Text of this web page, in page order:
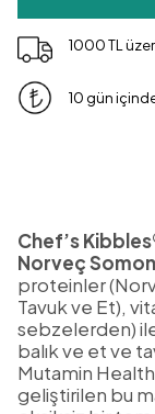
1000 TL
10 gün
Chef’s
Norveç
proteinler
Tavuk ve Et),
sebzelerden)
balık ve et ve
Mutamin
geliştirilen bu